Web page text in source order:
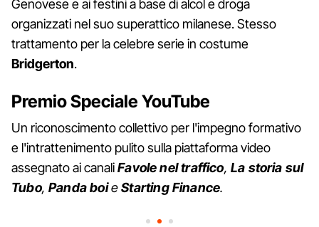
Genovese e ai festini a base di alcol e droga
organizzati nel suo superattico milanese. Stesso
trattamento per la celebre serie in costume
Bridgerton.
Premio Speciale YouTube
Un riconoscimento collettivo per l'impegno formativo
e l'intrattenimento pulito sulla piattaforma video
assegnato ai canaliFavole nel traffico, La storia sul
Tubo,Panda boieStarting Finance.